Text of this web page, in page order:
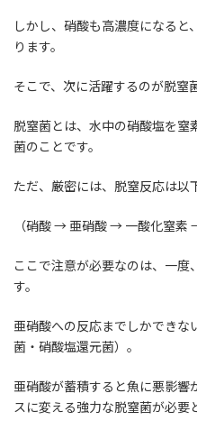
しかし、硝酸も高濃度になると
ります。
そこで、次に活躍するのが脱窒
脱窒菌とは、水中の硝酸塩を窒
菌のことです。
ただ、厳密には、脱窒反応は以
（硝酸 → 亜硝酸 → 一酸化窒素
ここで注意が必要なのは、一度
す。
亜硝酸への反応までしかできな
菌・硝酸塩還元菌）。
亜硝酸が蓄積すると魚に悪影響
スに変える強力な脱窒菌が必要